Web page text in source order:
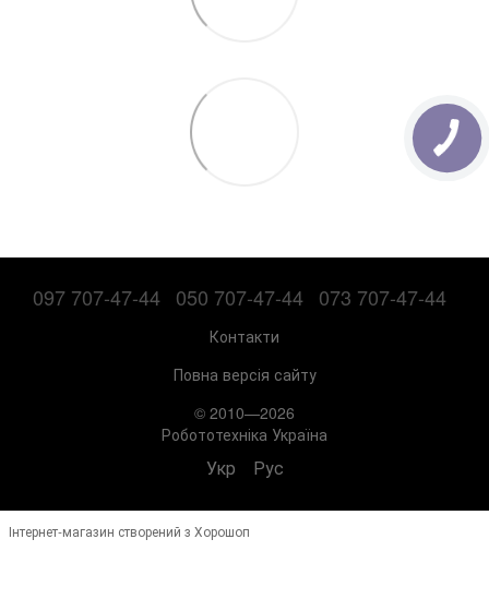
097 707-47-44 050 707-47-44 073 707-47-44
Контакти
Повна версія сайту
© 2010—2026
Робототехніка Україна
Укр Рус
Інтернет-магазин створений з Хорошоп